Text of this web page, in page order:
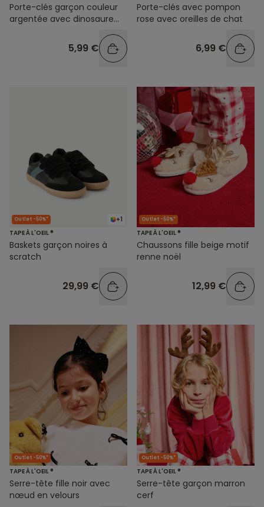
Porte-clés garçon couleur
argentée avec dinosaure
5,99 €
Porte-clés avec pompon
rose avec oreilles de chat
6,99 €
+1
Outlet -50%*
TAPE À L'OEIL ®
Baskets garçon noires à
scratch
29,99 €
Outlet -50%*
TAPE À L'OEIL ®
Chaussons fille beige motif
renne noël
12,99 €
Outlet -50%*
TAPE À L'OEIL ®
Serre-tête fille noir avec
nœud en velours
Outlet -50%*
TAPE À L'OEIL ®
Serre-tête garçon marron
cerf